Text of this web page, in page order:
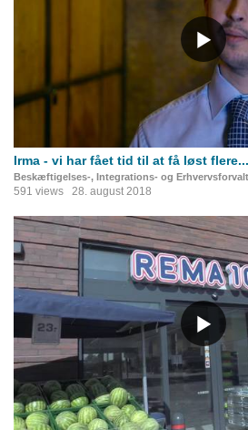
Irma - vi har fået tid til at få løst flere...
Beskæftigelses-, Integrations- og
591 views 28. august 2018